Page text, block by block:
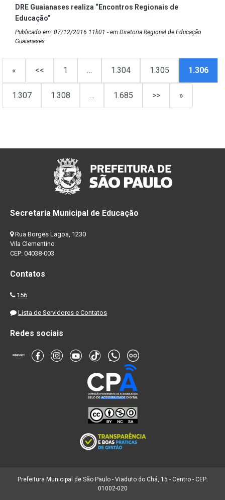
DRE Guaianases realiza “Encontros Regionais de
Educação”
Publicado em: 07/12/2016 11h01 - em Diretoria Regional de Educação
Guaianases
« << 1 … 1.304 1.305 1.306
1.307 1.308 … 1.685 >> »
Secretaria Municipal de Educação
Rua Borges Lagoa, 1230
Vila Clementino
CEP: 04038-003
Contatos
156
Lista de Servidores e Contatos
Redes sociais
Prefeitura Municipal de São Paulo - Viaduto do Chá, 15 - Centro - CEP:
01002-020